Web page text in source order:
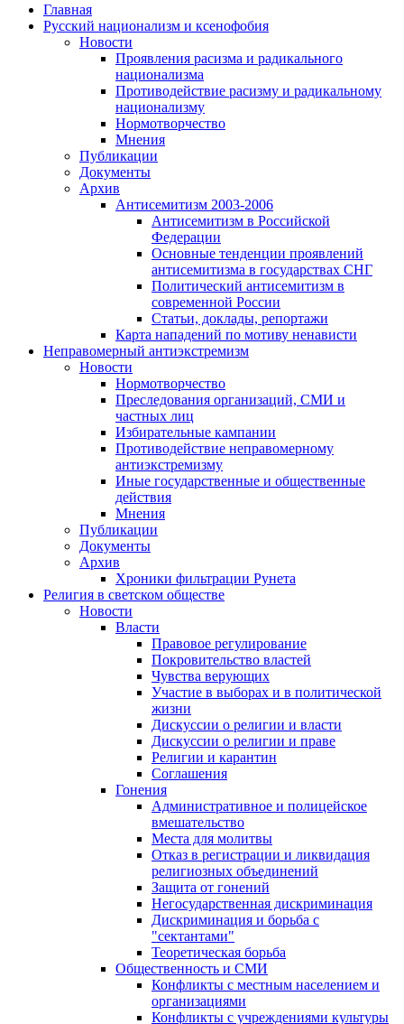
Главная
Русский национализм и ксенофобия
Новости
Проявления расизма и радикального
национализма
Противодействие расизму и радикальному
национализму
Нормотворчество
Мнения
Публикации
Документы
Архив
Антисемитизм 2003-2006
Антисемитизм в Российской
Федерации
Основные тенденции проявлений
антисемитизма в государствах СНГ
Политический антисемитизм в
современной России
Статьи, доклады, репортажи
Карта нападений по мотиву ненависти
Неправомерный антиэкстремизм
Новости
Нормотворчество
Преследования организаций, СМИ и
частных лиц
Избирательные кампании
Противодействие неправомерному
антиэкстремизму
Иные государственные и общественные
действия
Мнения
Публикации
Документы
Архив
Хроники фильтрации Рунета
Религия в светском обществе
Новости
Власти
Правовое регулирование
Покровительство властей
Чувства верующих
Участие в выборах и в политической
жизни
Дискуссии о религии и власти
Дискуссии о религии и праве
Религии и карантин
Соглашения
Гонения
Административное и полицейское
вмешательство
Места для молитвы
Отказ в регистрации и ликвидация
религиозных объединений
Защита от гонений
Негосударственная дискриминация
Дискриминация и борьба с
"сектантами"
Теоретическая борьба
Общественность и СМИ
Конфликты с местным населением и
организациями
Конфликты с учреждениями культуры